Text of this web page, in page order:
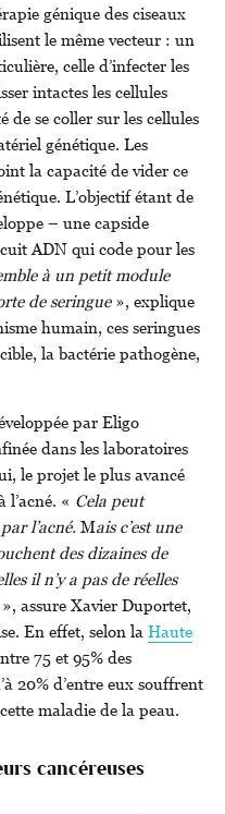
génique des ciseaux
le même vecteur : un
celle d’infecter les
intactes les cellules
de se coller sur les cellules
génétique. Les
la capacité de vider ce
L’objectif étant de
– une capside
ADN qui code pour les
à un petit module
de seringue», explique
humain, ces seringues
la bactérie pathogène,
par Eligo
dans les laboratoires
le projet le plus avancé
l’acné. « Cela peut
l’acné.Mais c’est une
des dizaines de
il n’y a pas de réelles
assure Xavier Duportet,
En effet, selon laHaute
75 et 95% des
20% d’entre eux souffrent
maladie de la peau.
cancéreuses